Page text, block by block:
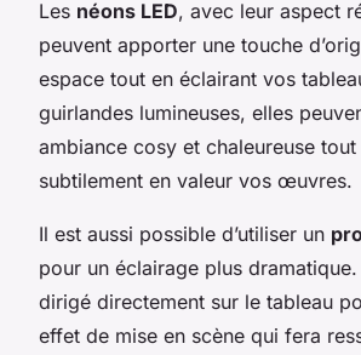
Les néons LED, avec leur aspect
peuvent apporter une touche
espace tout en éclairant vos
guirlandes lumineuses, elles
ambiance cosy et chaleureuse
subtilement en valeur vos œuvres.
Il est aussi possible d’utiliser un
pour un éclairage plus
dirigé directement sur le tableau
effet de mise en scène qui fera